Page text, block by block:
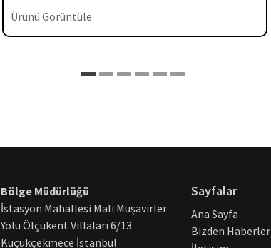
Ürünü Görüntüle
Bölge Müdürlüğü
İstasyon Mahallesi Mali Müşavirler
Yolu Ölçükent Villaları 6/13
Küçükçekmece İstanbul
Sayfalar
Ana Sayfa
Bizden Haberler